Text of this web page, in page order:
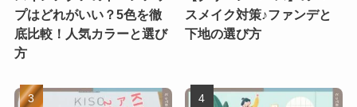
プはどれがいい？5色を徹
底比較！人気カラーと選び
方
スメイク対策♪ファンデと
下地の選び方